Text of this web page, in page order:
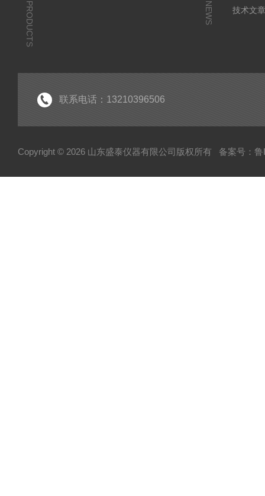
PRODUCTS NEWS
技术文
联系电话：13210396506
Copyright © 2026 山东盛泰仪器有限公司版权所有 备案号：